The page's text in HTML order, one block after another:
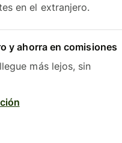
en el extranjero.
y ahorra en comisiones
más lejos, sin